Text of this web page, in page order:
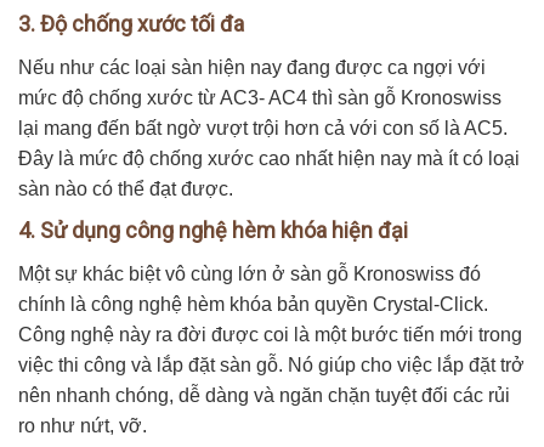
3. Độ chống xước tối đa
Nếu như các loại sàn hiện nay đang được ca ngợi với
mức độ chống xước từ AC3- AC4 thì sàn gỗ Kronoswiss
lại mang đến bất ngờ vượt trội hơn cả với con số là AC5.
Đây là mức độ chống xước cao nhất hiện nay mà ít có loại
sàn nào có thể đạt được.
4. Sử dụng công nghệ hèm khóa hiện đại
Một sự khác biệt vô cùng lớn ở sàn gỗ Kronoswiss đó
chính là công nghệ hèm khóa bản quyền Crystal-Click.
Công nghệ này ra đời được coi là một bước tiến mới trong
việc thi công và lắp đặt sàn gỗ. Nó giúp cho việc lắp đặt trở
nên nhanh chóng, dễ dàng và ngăn chặn tuyệt đối các rủi
ro như nứt, vỡ.